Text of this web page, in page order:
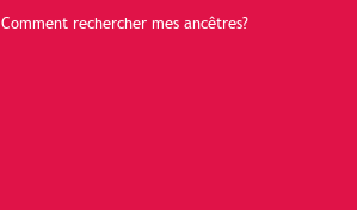
Comment rechercher mes ancêtres?